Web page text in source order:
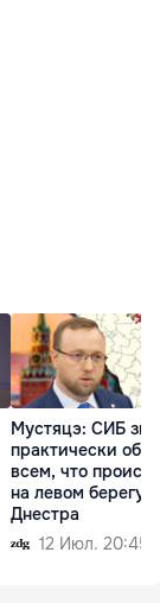
Мустяцэ: СИБ
практически обо
всем, что
на левом берегу
Днестра
12 Июл. 20:45